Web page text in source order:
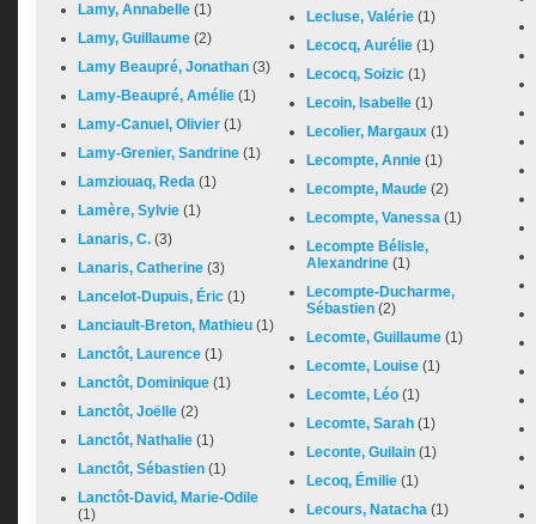
Lamy, Annabelle (1)
Lamy, Guillaume (2)
Lamy Beaupré, Jonathan (3)
Lamy-Beaupré, Amélie (1)
Lamy-Canuel, Olivier (1)
Lamy-Grenier, Sandrine (1)
Lamziouaq, Reda (1)
Lamère, Sylvie (1)
Lanaris, C. (3)
Lanaris, Catherine (3)
Lancelot-Dupuis, Éric (1)
Lanciault-Breton, Mathieu (1)
Lanctôt, Laurence (1)
Lanctôt, Dominique (1)
Lanctôt, Joëlle (2)
Lanctôt, Nathalie (1)
Lanctôt, Sébastien (1)
Lanctôt-David, Marie-Odile
(1)
Lecluse, Valérie (1)
Lecocq, Aurélie (1)
Lecocq, Soizic (1)
Lecoin, Isabelle (1)
Lecolier, Margaux (1)
Lecompte, Annie (1)
Lecompte, Maude (2)
Lecompte, Vanessa (1)
Lecompte Bélisle,
Alexandrine (1)
Lecompte-Ducharme,
Sébastien (2)
Lecomte, Guillaume (1)
Lecomte, Louise (1)
Lecomte, Léo (1)
Lecomte, Sarah (1)
Leconte, Guilain (1)
Lecoq, Émilie (1)
Lecours, Natacha (1)